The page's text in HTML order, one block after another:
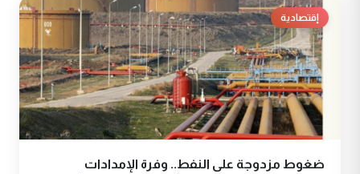
إقتصادية
ضغوط مزدوجة على النفط.. وفرة الإمدادات